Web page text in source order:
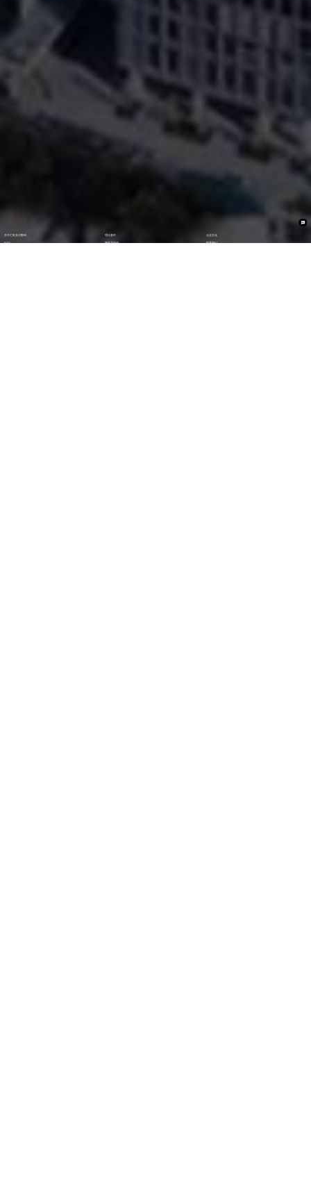
关于汇旺支付数码 理论著作 企业文化
ESG 资讯与活动 联系我们